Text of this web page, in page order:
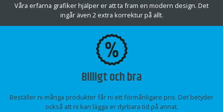
Våra erfarna grafiker hjälper er att ta fram en modern design. Det
ingår även 2 extra korrektur på allt.
Billigt och bra
Beställer ni många produkter får ni ett förmånligare pris. Det betyder
också att ni kan lägga er dyrbara tid på annat.